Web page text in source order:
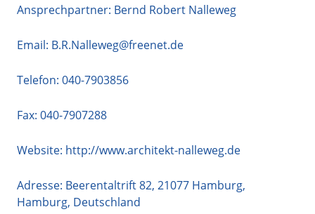
Ansprechpartner: Bernd Robert Nalleweg
Email: B.R.Nalleweg@freenet.de
Telefon: 040-7903856
Fax: 040-7907288
Website: http://www.architekt-nalleweg.de
Adresse: Beerentaltrift 82, 21077 Hamburg,
Hamburg, Deutschland